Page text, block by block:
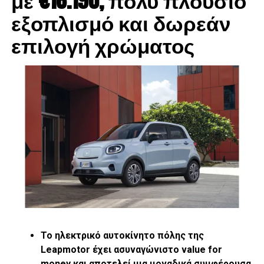
Η Suzuki φρόντισε να την εξοπλίσει με όλες τις λειτουργίες
«Παιχνιδάκι» η σύνδεση με το κινητό, όπως και η χρήση
εξωτερικών πηγών για τη μουσική. Κατά τα λοιπά το
ανανεωμένο Ignis διατηρεί την πολύ μεγάλη ευρυχωρία
εξοπλισμό και δωρεάν
επιλογή χρώματος
Το ηλεκτρικό αυτοκίνητο πόλης της
Leapmotor έχει ασυναγώνιστο value for